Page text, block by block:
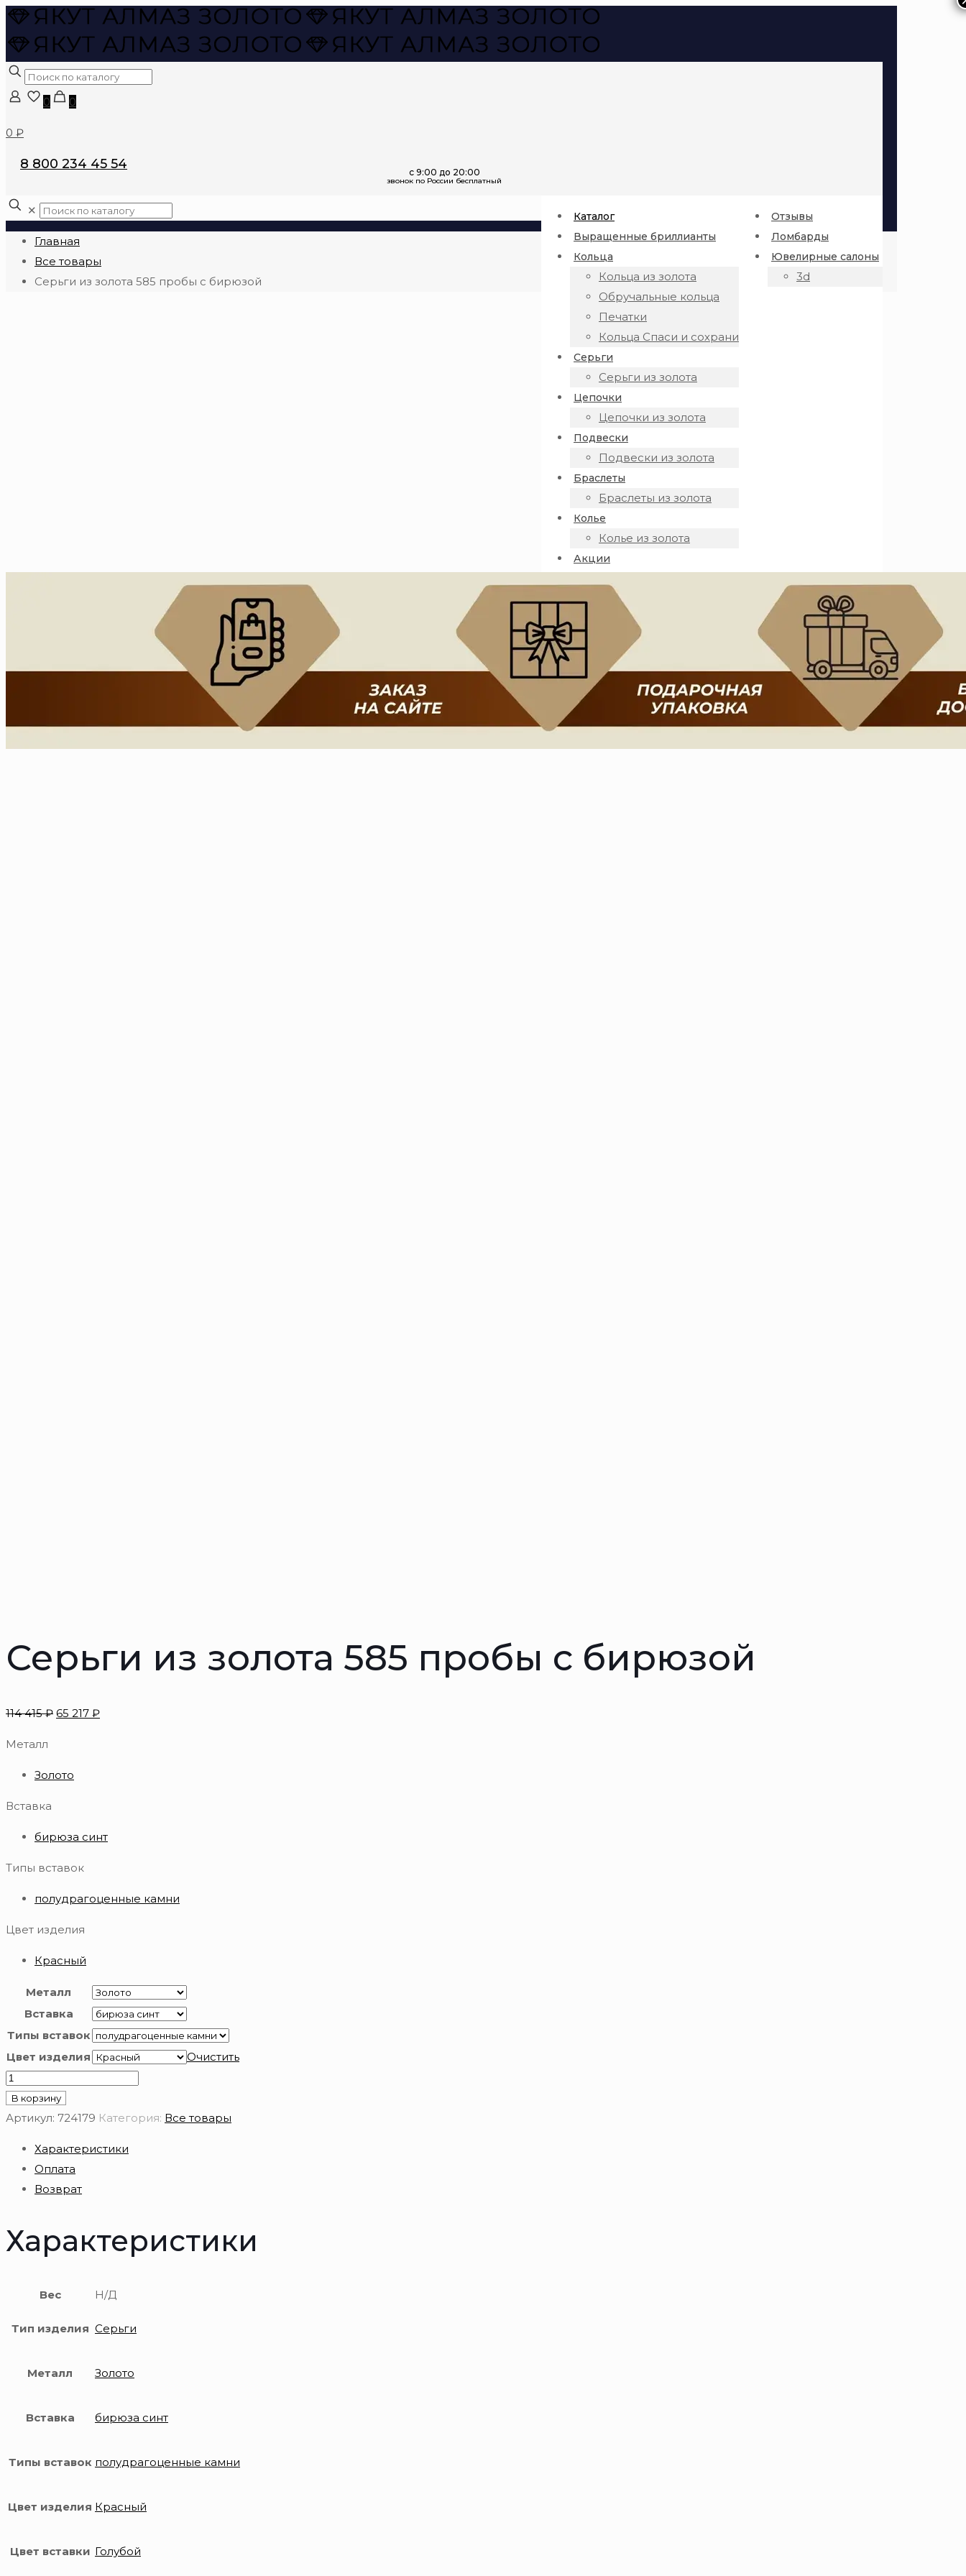
0 0
0 ₽
8 800 234 45 54
Каталог
Выращенные бриллианты
Кольца
Кольца из золота
Обручальные кольца
Печатки
Кольца Спаси и сохрани
Серьги
Серьги из золота
Цепочки
Цепочки из золота
Подвески
Подвески из золота
Браслеты
Браслеты из золота
Колье
Колье из золота
Акции
Отзывы
Ломбарды
Ювелирные салоны
3d
✕
Главная
Все товары
Серьги из золота 585 пробы с бирюзой
Серьги из золота 585 пробы с бирюзой
114 415₽ 65 217 ₽
Металл
Золото
Вставка
бирюза синт
Типы вставок
полудрагоценные камни
Цвет изделия
Красный
Металл
Вставка
Типы вставок
Цвет изделия
Очистить
Количество
товара
Серьги
золота
пробы
бирюзой
В корзину
Артикул: 724179 Категория: Все товары
Характеристики
Оплата
Возврат
Характеристики
Вес Н/Д
Тип изделия Серьги
Металл Золото
Вставка бирюза синт
Типы вставок полудрагоценные камни
Цвет изделия Красный
Цвет вставки Голубой